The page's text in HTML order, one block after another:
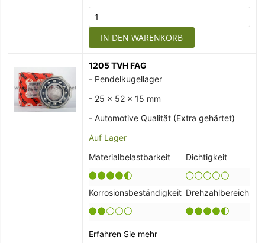
IN DEN WARENKORB
1205 TVH FAG
- Pendelkugellager
- 25 x 52 x 15 mm
- Automotive Qualität (Extra gehärtet)
Auf Lager
Materialbelastbarkeit
Dichtigkeit
Korrosionsbeständigkeit Drehzahlbereich
Erfahren Sie mehr